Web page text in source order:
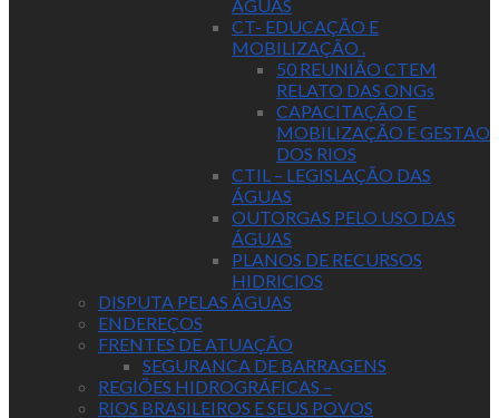
ÁGUAS
CT- EDUCAÇÃO E
MOBILIZAÇÃO .
50 REUNIÃO CTEM
RELATO DAS ONGs
CAPACITAÇÃO E
MOBILIZAÇÃO E GESTAO
DOS RIOS
CTIL – LEGISLAÇÃO DAS
ÁGUAS
OUTORGAS PELO USO DAS
ÁGUAS
PLANOS DE RECURSOS
HIDRICIOS
DISPUTA PELAS ÁGUAS
ENDEREÇOS
FRENTES DE ATUAÇÃO
SEGURANCA DE BARRAGENS
REGIÕES HIDROGRÁFICAS –
RIOS BRASILEIROS E SEUS POVOS